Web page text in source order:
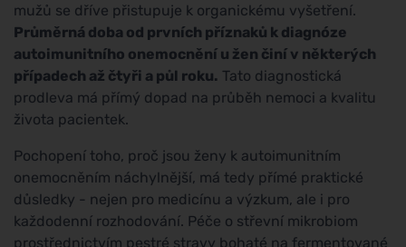
mužů se dříve přistupuje k organickému vyšetření.
Průměrná doba od prvních příznaků k diagnóze
autoimunitního onemocnění u žen činí v některých
případech až čtyři a půl roku. Tato diagnostická
prodleva má přímý dopad na průběh nemoci a kvalitu
života pacientek.
Pochopení toho, proč jsou ženy k autoimunitním
onemocněním náchylnější, má tedy přímé praktické
důsledky - nejen pro medicínu a výzkum, ale i pro
každodenní rozhodování. Péče o střevní mikrobiom
prostřednictvím pestré stravy bohaté na fermentované